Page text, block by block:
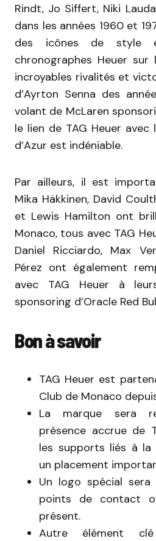
Rindt, Jo Siffert, Niki
dans les années 1960 et
des icônes de style
chronographes Heuer sur
incroyables rivalités et
d’Ayrton Senna des
volant de McLaren
le lien de TAG Heuer
d’Azur est indéniable.
Par ailleurs, il est
Mika Häkkinen, David
et Lewis Hamilton ont
Monaco, tous avec TAG
Daniel Ricciardo, Max
Pérez ont également
avec TAG Heuer à
sponsoring d’Oracle Red
Bon à savoir
TAG Heuer est
Club de Monaco
La marque sera
présence accrue de
les supports liés à la
un placement
Un logo spécial
points de contact
présent.
Autre élément